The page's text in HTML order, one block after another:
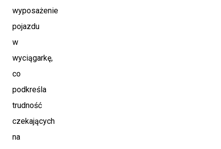
wyposażenie
pojazdu
w
wyciągarkę,
co
podkreśla
trudność
czekających
na